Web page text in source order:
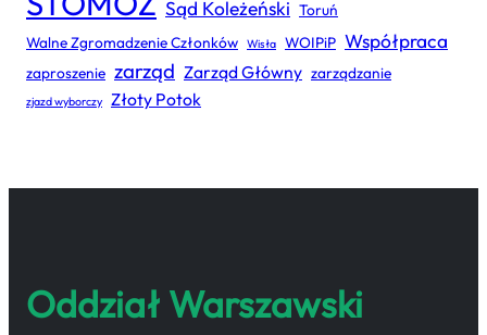
Sąd Koleżeński Toruń
Walne Zgromadzenie Członków Wisła WOIPiP Współpraca
zaproszenie zarząd Zarząd Główny zarządzanie
zjazd wyborczy Złoty Potok
Oddział Warszawski